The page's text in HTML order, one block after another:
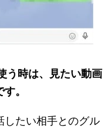
う時は、見たい動画
。
したい相手とのグル